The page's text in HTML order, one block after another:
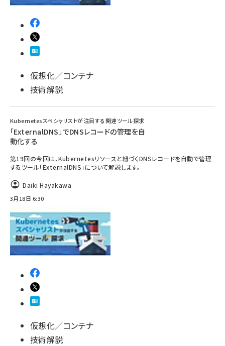
仮想化／コンテナ
技術解説
Kubernetesスペシャリストが注目する関連ツール探求
「ExternalDNS」でDNSレコードの管理を自
動化する
第19回の今回は、Kubernetesリソースと紐づくDNSレコードを自動で管理
するツール「ExternalDNS」について解説します。
Daiki Hayakawa
3月18日 6:30
仮想化／コンテナ
技術解説